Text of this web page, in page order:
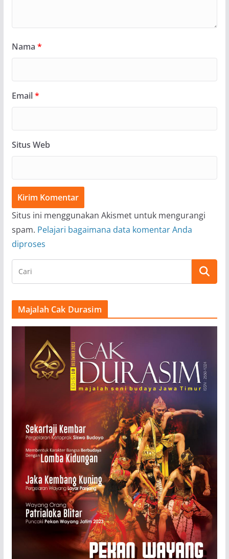
Nama *
Email*
Situs Web
Situs ini menggunakan Akismet untuk mengurangi
spam. Pelajari bagaimana data komentar Anda
diproses
Majalah Cak Durasim